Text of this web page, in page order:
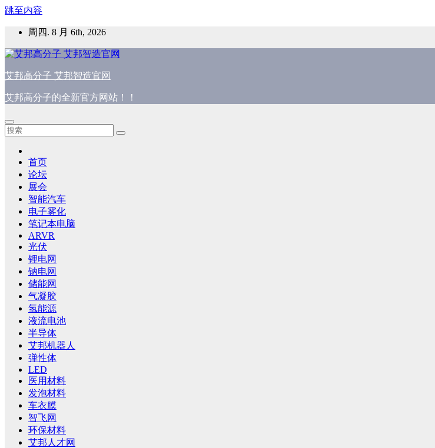
跳至内容
周四. 8 月 6th, 2026
艾邦高分子 艾邦智造官网
艾邦高分子的全新官方网站！！
首页
论坛
展会
智能汽车
电子雾化
笔记本电脑
ARVR
光伏
锂电网
钠电网
储能网
气凝胶
氢能源
液流电池
半导体
艾邦机器人
弹性体
LED
医用材料
发泡材料
车衣膜
智飞网
环保材料
艾邦人才网